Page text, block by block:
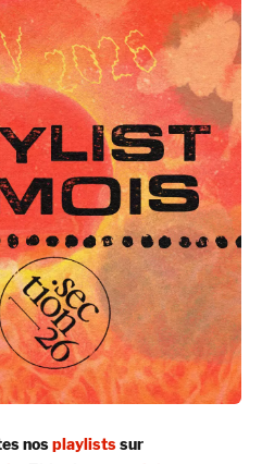
nosplaylistssur